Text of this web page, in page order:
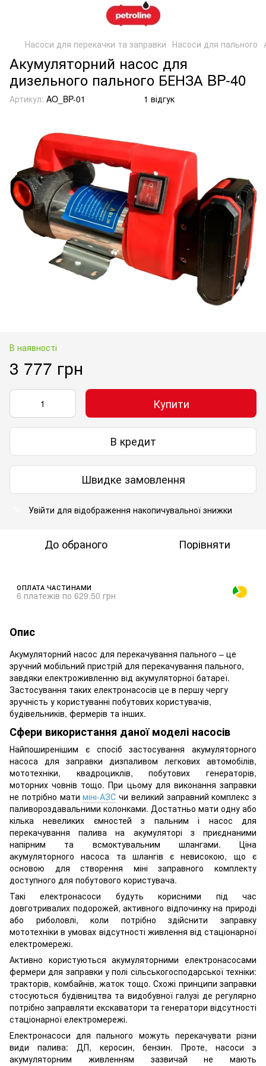
Насоси для перекачки та заправки Насоси для пального
Акумуляторний насос для
дизельного пального БЕНЗА BP-40
Артикул: AO_BP-01 1 відгук
В наявності
3 777 грн
Купити
В кредит
Швидке замовлення
Увійти для відображення накопичувальної знижки
До обраного Порівняти
ОПЛАТА ЧАСТИНАМИ
6 платежів по 629.50 грн
Опис
Акумуляторний насос для перекачування пального – це
зручний мобільний пристрій для перекачування пального,
завдяки електроживленню від акумуляторної батареї.
Застосування таких електронасосів це в першу чергу
зручність у користуванні побутових користувачів,
будівельників, фермерів та інших.
Сфери використання даної моделі насосів
Найпоширенішим є спосіб застосування акумуляторного
насоса для заправки дизпаливом легкових автомобілів,
мототехніки, квадроциклів, побутових генераторів,
моторних човнів тощо. При цьому для виконання заправки
не потрібно матиміні-АЗС чи великий заправний комплекс з
паливороздавальними колонками. Достатньо мати одну або
кілька невеликих ємностей з пальним і насос для
перекачування палива на акумуляторі з приєднаними
напірним та всмоктувальним шлангами. Ціна
акумуляторного насоса та шлангів є невисокою, що є
основою для створення міні заправного комплекту
доступного для побутового користувача.
Такі електронасоси будуть корисними під час
довготривалих подорожей, активного відпочинку на природі
або риболовлі, коли потрібно здійснити заправку
мототехніки в умовах відсутності живлення від стаціонарної
електромережі.
Активно користуються акумуляторними електронасосами
фермери для заправки у полі сільськогосподарської техніки:
тракторів, комбайнів, жаток тощо. Схожі принципи заправки
стосуються будівництва та видобувної галузі де регулярно
потрібно заправляти екскаватори та генератори відсутності
стаціонарної електромережі.
Електронасоси для пального можуть перекачувати різни
види палива: ДП, керосин, бензин. Проте, насоси з
акумуляторним живленням зазвичай не мають